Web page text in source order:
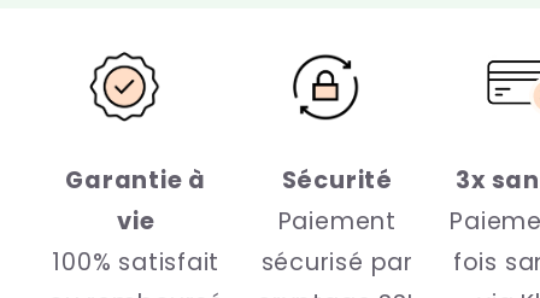
Garantie à
vie
100% satisfait
Sécurité
Paiement
sécurisé par
3x
fois